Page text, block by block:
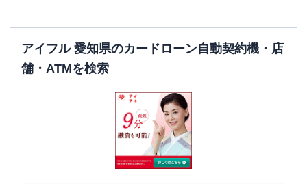
アイフル 愛知県のカードローン自動契約機・店
舗・ATMを検索